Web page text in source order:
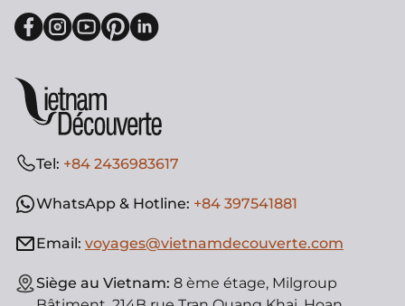
Tel: +84 2436983617
WhatsApp & Hotline: +84 397541881
Email: voyages@vietnamdecouverte.com
Siège au Vietnam: 8 ème étage, Milgroup